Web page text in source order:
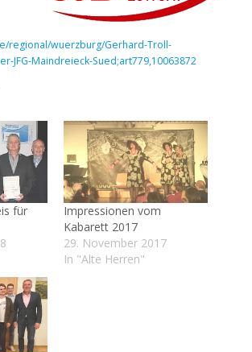
regional/wuerzburg/Gerhard-Troll-
JFG-Maindreieck-Sued;art779,10063872
für
Impressionen vom
Kabarett 2017
29. November 2017
In "Alte Herren"